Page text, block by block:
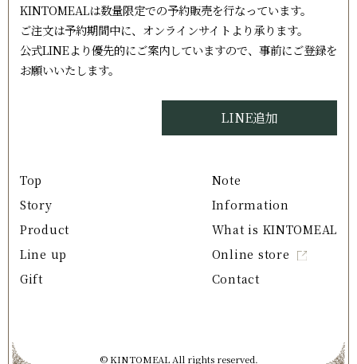
KINTOMEALは数量限定での予約販売を行なっています。
ご注文は予約期間中に、オンラインサイトより承ります。
公式LINEより優先的にご案内していますので、事前にご登録を
お願いいたします。
LINE追加
Top
Story
Product
Line up
Gift
Note
Information
What is KINTOMEAL
Online store
Contact
© KINTOMEAL All rights reserved.